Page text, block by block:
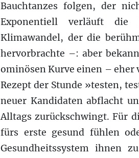
Bauchtanzes folgen, der
Exponentiell verläuft die
Klimawandel, der die
hervorbrachte –: aber
ominösen Kurve einen – eher
Rezept der Stunde »testen,
neuer Kandidaten abflacht
Alltags zurückschwingt. Für
fürs erste gesund fühlen
Gesundheitssystem ihnen